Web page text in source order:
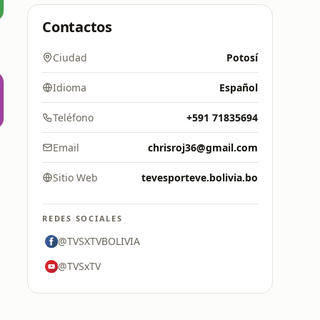
Contactos
Ciudad Potosí
Idioma Español
Teléfono +591 71835694
Email chrisroj36@gmail.com
Sitio Web tevesporteve.bolivia.bo
REDES SOCIALES
@TVSXTVBOLIVIA
@TVSxTV